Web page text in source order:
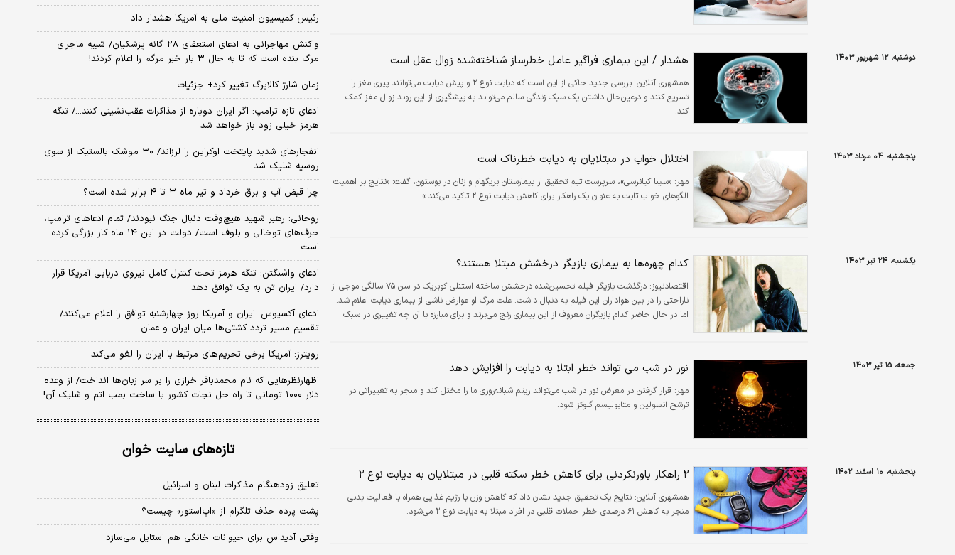
دوشنبه، ۱۲ شهریور ۱۴۰۳ هشدار / این بیماری فراگیر عامل خطرساز شناخته‌شده زوال عقل است
همشهری آنلاین:
بررسی جدید حاکی از این است که دیابت نوع ۲ و پیش دیابت می‌توانند پیری مغز را
تسریع کنند و درعین‌حال داشتن یک سبک زندگی سالم می‌تواند به پیشگیری از این روند زوال مغز کمک
کند.
پنجشنبه، ۰۴ مرداد ۱۴۰۳ اختلال خواب در مبتلایان به دیابت خطرناک است
مهر: «سینا کیانرسی»، سرپرست تیم تحقیق از بیمارستان بریگهام و زنان در بوستون، گفت: «نتایج بر اهمیت
الگوهای خواب ثابت به عنوان یک راهکار برای کاهش دیابت نوع ۲ تاکید می‌کند.»
یکشنبه، ۲۴ تیر ۱۴۰۳ کدام چهره‌ها به بیماری بازیگر درخشش مبتلا هستند؟
اقتصادنیوز:
درگذشت بازیگر فیلم تحسین‌شده درخشش ساخته استنلی کوبریک در سن ۷۵ سالگی موجی از
ناراحتی را در بین هواداران این فیلم به دنبال داشت. علت مرگ او عوارض ناشی از بیماری دیابت اعلام شد.
اما در حال حاضر کدام بازیگران معروف از این بیماری رنج می‌برند و برای مبارزه با آن چه تغییری در سبک
جمعه، ۱۵ تیر ۱۴۰۳ نور در شب می تواند خطر ابتلا به دیابت را افزایش دهد
مهر: قرار گرفتن در معرض نور در شب می‌تواند ریتم شبانه‌روزی ما را مختل کند و منجر به تغییراتی در
ترشح انسولین و متابولیسم گلوکز شود.
پنجشنبه، ۱۰ اسفند ۱۴۰۲ ۲ راهکار باورنکردنی برای کاهش خطر سکته قلبی در مبتلایان به دیابت نوع ۲
همشهری آنلاین: نتایج یک تحقیق جدید نشان داد که کاهش وزن با رژیم غذایی همراه با فعالیت بدنی
منجر به کاهش ۶۱ درصدی خطر حملات قلبی در افراد مبتلا به دیابت نوع ۲ می‌شود.
رئیس کمیسیون امنیت ملی به آمریکا هشدار داد
واکنش مهاجرانی به ادعای استعفای ۲۸ گانه پزشکیان/ شبیه ماجرای
مرگ بنده است که تا به حال ۳ بار خبر مرگم را اعلام کردند!
زمان شارژ کالابرگ تغییر کرد+ جزئیات
ادعای تازه ترامپ: اگر ایران دوباره از مذاکرات عقب‌نشینی کنند.../ تنگه
هرمز خیلی زود باز خواهد شد
انفجارهای شدید پایتخت اوکراین را لرزاند/ ۳۰ موشک بالستیک از سوی
روسیه شلیک شد
چرا قبض آب و برق خرداد و تیر ماه ۳ تا ۴ برابر شده است؟
روحانی: رهبر شهید هیچ‌وقت دنبال جنگ نبودند/ تمام ادعاهای ترامپ،
حرف‌های توخالی و بلوف است/ دولت در این ۱۴ ماه کار بزرگی کرده
است
ادعای واشنگتن: تنگه هرمز تحت کنترل کامل نیروی دریایی آمریکا قرار
دارد/ ایران تن به یک توافق دهد
ادعای آکسیوس: ایران و آمریکا روز چهارشنبه توافق را اعلام می‌کنند/
تقسیم مسیر تردد کشتی‌ها میان ایران و عمان
رویترز: آمریکا برخی تحریم‌های مرتبط با ایران را لغو می‌کند
اظهارنظرهایی که نام محمدباقر خرازی را بر سر زبان‌ها انداخت/ از وعده
دلار ۱۰۰۰ تومانی تا راه حل نجات کشور با ساخت بمب اتم و شلیک آن!
تازه‌های سایت خوان
تعلیق زودهنگام مذاکرات لبنان و اسرائیل
پشت پرده حذف تلگرام از «اپ‌استور» چیست؟
وقتی آدیداس برای حیوانات خانگی هم استایل می‌سازد